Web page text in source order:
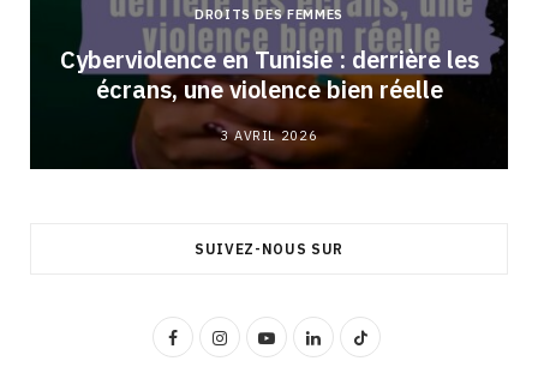
DROITS DES FEMMES
Cyberviolence en Tunisie : derrière les
écrans, une violence bien réelle
3 AVRIL 2026
SUIVEZ-NOUS SUR
F
I
Y
L
T